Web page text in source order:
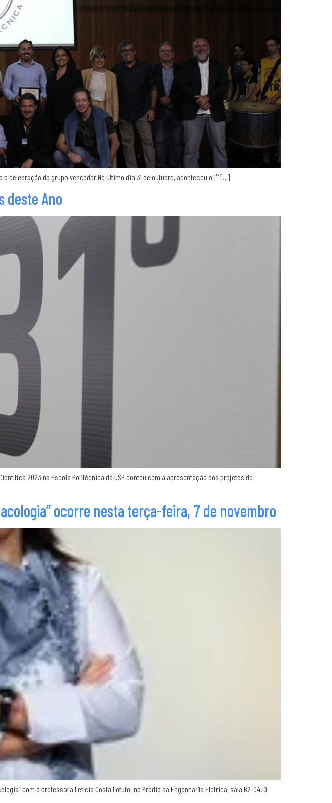
celebração do grupo vencedor No último dia 31 de outubro, aconteceu o 1° […]
deste Ano
2023 na Escola Politécnica da USP contou com a apresentação dos projetos de
ocorre nesta terça-feira, 7 de novembro
com a professora Letícia Costa Lotufo, no Prédio da Engenharia Elétrica, sala B2-04. O